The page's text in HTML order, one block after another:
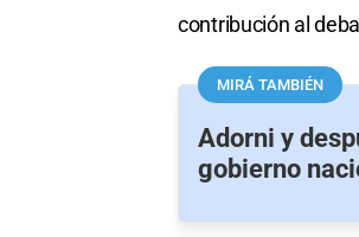
contribución al
MIRÁ TAMBIÉN
Adorni y
gobierno